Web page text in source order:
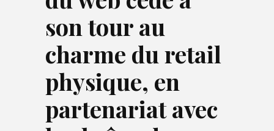
son tour au
charme du retail
physique, en
partenariat avec